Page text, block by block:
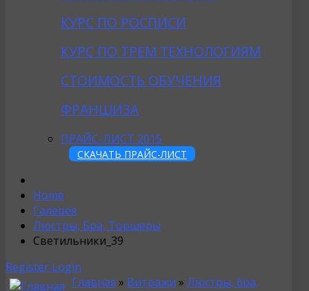
КУРС ПО РОСПИСИ
КУРС ПО ТРЕМ ТЕХНОЛОГИЯМ
СТОИМОСТЬ ОБУЧЕНИЯ
ФРАНШИЗА
ПРАЙС-ЛИСТ 2015
СКАЧАТЬ ПРАЙС-ЛИСТ
Home
Галерея
Люстры, Бра, Торшеры
Светильники_39
Register Login
Главная » Витражи » Люстры, бра,